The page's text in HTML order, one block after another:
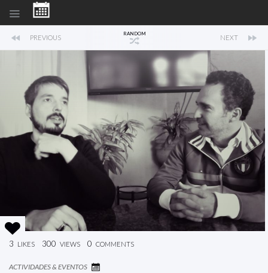
PREVIOUS RANDOM NEXT
3 LIKES 300 VIEWS 0 COMMENTS
ACTIVIDADES & EVENTOS